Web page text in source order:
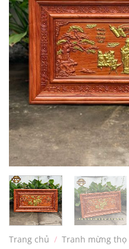
Trang chủ / Tranh mừng thọ